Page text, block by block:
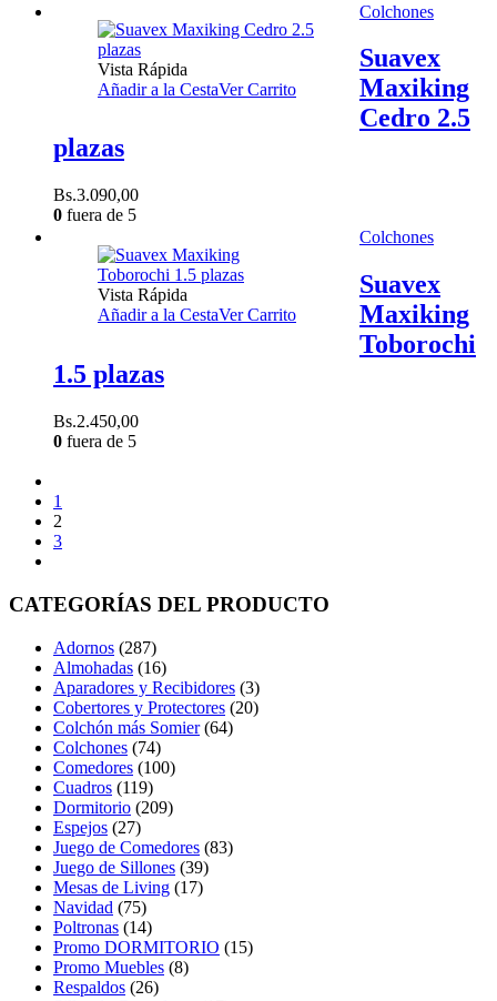
Vista Rápida
Añadir a la CestaVer Carrito
Colchones
Suavex
Maxiking
Cedro 2.5
plazas
Bs.3.090,00
0 fuera de 5
Vista Rápida
Añadir a la CestaVer Carrito
Colchones
Suavex
Maxiking
Toborochi
1.5 plazas
Bs.2.450,00
0 fuera de 5
1
2
3
CATEGORÍAS DEL PRODUCTO
Adornos (287)
Almohadas (16)
Aparadores y Recibidores (3)
Cobertores y Protectores (20)
Colchón más Somier (64)
Colchones (74)
Comedores (100)
Cuadros (119)
Dormitorio (209)
Espejos (27)
Juego de Comedores (83)
Juego de Sillones (39)
Mesas de Living (17)
Navidad (75)
Poltronas (14)
Promo DORMITORIO (15)
Promo Muebles (8)
Respaldos (26)